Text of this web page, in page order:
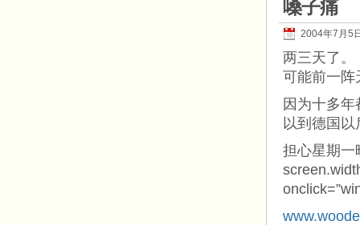
嗓子痛
2004年7月5
两三天了。
可能前一阵
因为十多
以到德国
担心星期一